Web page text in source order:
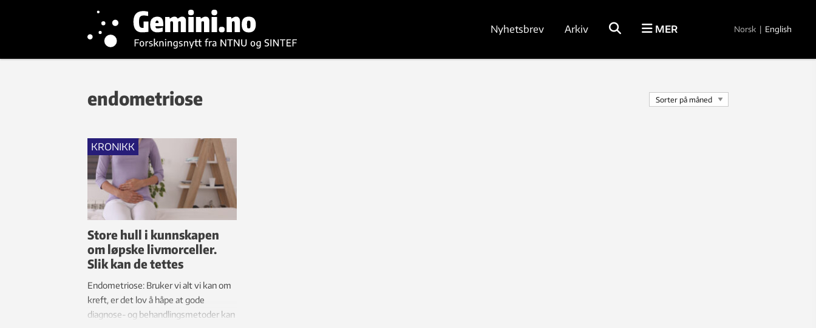
Nyhetsbrev Arkiv MER Norsk | English
endometriose
KRONIKK
Store hull i kunnskapen
om løpske livmorceller.
Slik kan de tettes
Endometriose: Bruker vi alt vi kan om
kreft, er det lov å håpe at gode
diagnose- og behandlingsmetoder kan